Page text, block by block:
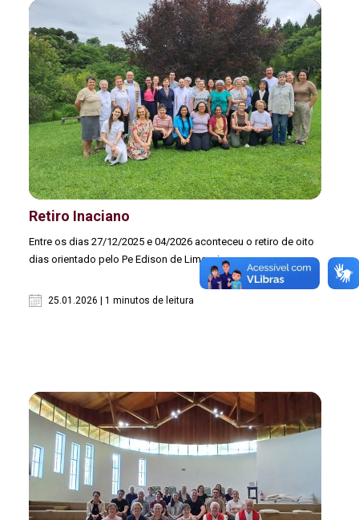
Retiro Inaciano
Entre os dias 27/12/2025 e 04/2026 aconteceu o retiro de oito
dias orientado pelo Pe Edison de Lima, sj
25.01.2026 | 1 minutos de leitura